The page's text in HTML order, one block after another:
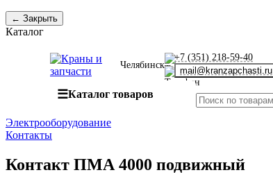
← Закрыть
Каталог
Челябинск
+7 (351) 218-59-40
mail@kranzapchasti.ru
☰Каталог товаров
Электрооборудование
Контакты
Контакт ПМА 4000 подвижный